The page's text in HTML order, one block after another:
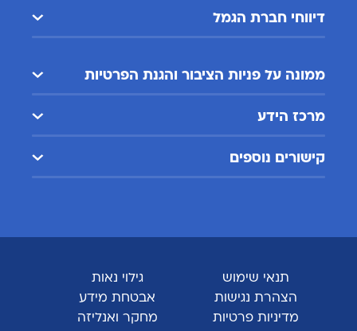
דיווחי חברת הגמל
ממונה על פניות הציבור והגנת הפרטיות
מרכז הידע
קישורים נוספים
תנאי שימוש
גילוי נאות
הצהרת נגישות
אבטחת מידע
מדיניות פרטיות
מחקר ואנליזה